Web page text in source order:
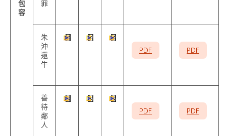
包
容
罪
朱
沖
還
牛
PDF PDF
善
待
鄰
人
PDF PDF